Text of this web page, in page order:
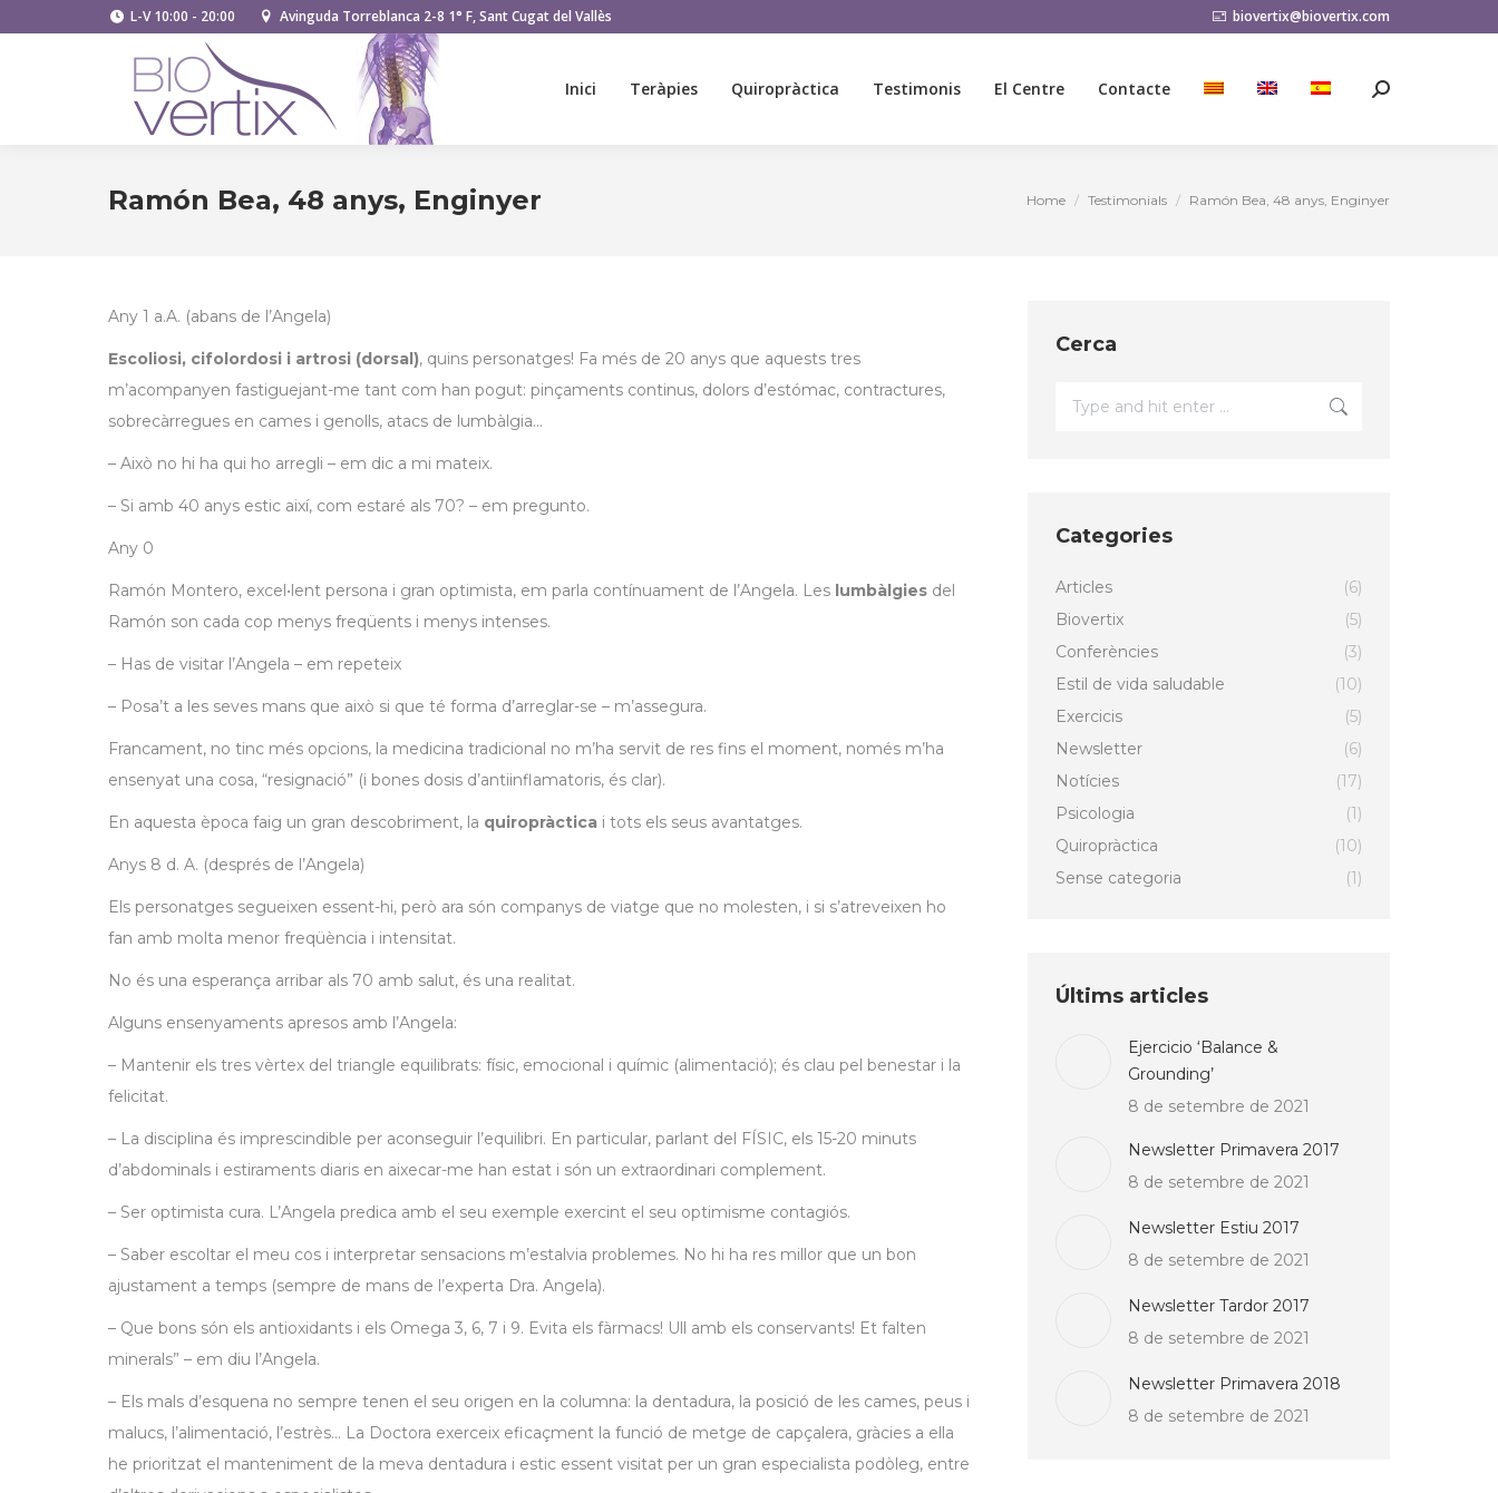
L-V 10:00 - 20:00 Avinguda Torreblanca 2-8 1° F, Sant Cugat del Vallès biovertix@biovertix.com
Inici Teràpies Quiropràctica Testimonis El Centre Contacte Search:
Ramón Bea, 48 anys, Enginyer You are here:
Home Testimonials Ramón Bea, 48 anys, Enginyer
Any 1 a.A. (abans de l’Angela)
Escoliosi, cifolordosi i artrosi (dorsal), quins personatges! Fa més de 20 anys que aquests tres
m’acompanyen fastiguejant-me tant com han pogut: pinçaments continus, dolors d’estómac, contractures,
sobrecàrregues en cames i genolls, atacs de lumbàlgia…
– Això no hi ha qui ho arregli – em dic a mi mateix.
– Si amb 40 anys estic així, com estaré als 70? – em pregunto.
Any 0
Ramón Montero, excel•lent persona i gran optimista, em parla contínuament de l’Angela. Les lumbàlgies del
Ramón son cada cop menys freqüents i menys intenses.
– Has de visitar l’Angela – em repeteix
– Posa’t a les seves mans que això si que té forma d’arreglar-se – m’assegura.
Francament, no tinc més opcions, la medicina tradicional no m’ha servit de res fins el moment, només m’ha
ensenyat una cosa, “resignació” (i bones dosis d’antiinflamatoris, és clar).
En aquesta època faig un gran descobriment, la quiropràctica i tots els seus avantatges.
Anys 8 d. A. (després de l’Angela)
Els personatges segueixen essent-hi, però ara són companys de viatge que no molesten, i si s’atreveixen ho
fan amb molta menor freqüència i intensitat.
No és una esperança arribar als 70 amb salut, és una realitat.
Alguns ensenyaments apresos amb l’Angela:
– Mantenir els tres vèrtex del triangle equilibrats: físic, emocional i químic (alimentació); és clau pel benestar i la
felicitat.
– La disciplina és imprescindible per aconseguir l’equilibri. En particular, parlant del FÍSIC, els 15-20 minuts
d’abdominals i estiraments diaris en aixecar-me han estat i són un extraordinari complement.
– Ser optimista cura. L’Angela predica amb el seu exemple exercint el seu optimisme contagiós.
– Saber escoltar el meu cos i interpretar sensacions m’estalvia problemes. No hi ha res millor que un bon
ajustament a temps (sempre de mans de l’experta Dra. Angela).
– Que bons són els antioxidants i els Omega 3, 6, 7 i 9. Evita els fàrmacs! Ull amb els conservants! Et falten
minerals” – em diu l’Angela.
– Els mals d’esquena no sempre tenen el seu origen en la columna: la dentadura, la posició de les cames, peus i
malucs, l’alimentació, l’estrès… La Doctora exerceix eficaçment la funció de metge de capçalera, gràcies a ella
he prioritzat el manteniment de la meva dentadura i estic essent visitat per un gran especialista podòleg, entre
Cerca
Search:
Categories
Articles
(6)
Biovertix
(5)
Conferències
(3)
Estil de vida saludable
(10)
Exercicis
(5)
Newsletter
(6)
Notícies
(17)
Psicologia
(1)
Quiropràctica
(10)
Sense categoria
(1)
Últims articles
Ejercicio ‘Balance &
Grounding’
8 de setembre de 2021
Newsletter Primavera 2017
8 de setembre de 2021
Newsletter Estiu 2017
8 de setembre de 2021
Newsletter Tardor 2017
8 de setembre de 2021
Newsletter Primavera 2018
8 de setembre de 2021
Search: